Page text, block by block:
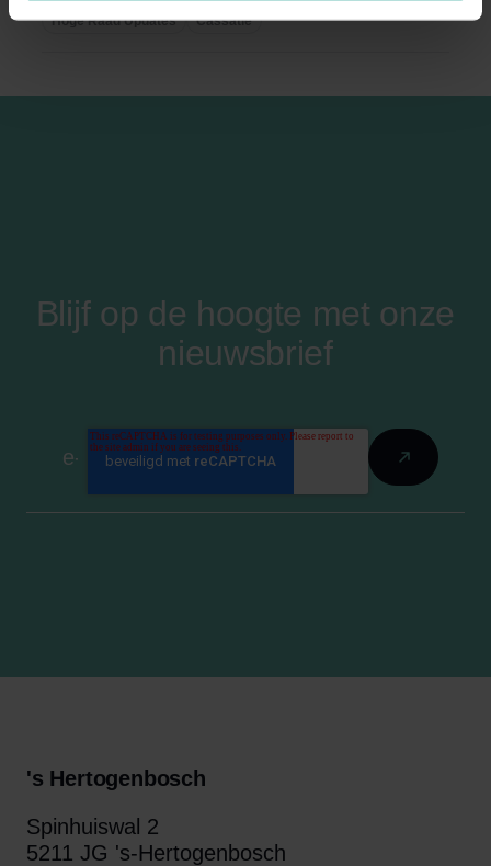
...Hoge Raad Updates Cassatie
Blijf op de hoogte met onze
nieuwsbrief
's Hertogenbosch
Spinhuiswal 2
5211 JG 's-Hertogenbosch